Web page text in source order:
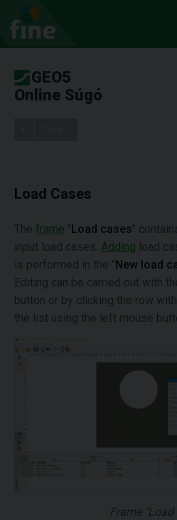
GEO5
Online Súgó
Load Cases
The frame "Load cases"
input load cases. Adding load
is performed in the "New load
Editing can be carried out with
button or by clicking the row
the list using the left mouse
Frame "Load